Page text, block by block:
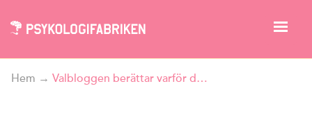
Hem → Valbloggen berättar varför d…